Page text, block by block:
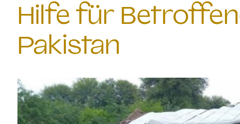
Hilfe für
Pakistan